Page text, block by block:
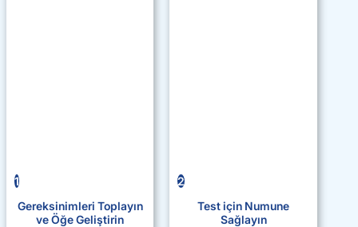
1
Gereksinimleri Toplayın
ve Öğe Geliştirin
2
Test için Numune
Sağlayın